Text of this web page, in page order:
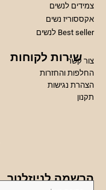
הרשמה לניוזלטר
שירות לקוחותצור קשר
החלפות והחזרות
הצהרת נגישות
תקנון
צמידים לנשים
אקססוריז נשים
Best seller לנשים